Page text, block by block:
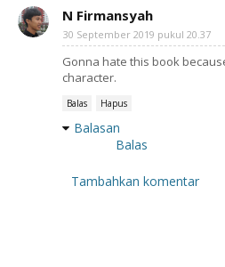
N Firmansyah
30 September 2019 pukul 20.37
Gonna hate this book
character.
Balas Hapus
Balasan
Balas
Tambahkan komentar